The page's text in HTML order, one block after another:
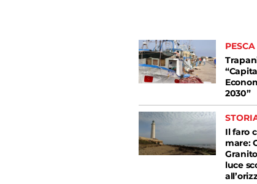
PESCA
2030”
Il faro
mare:
luce